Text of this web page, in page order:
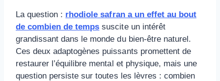
La question : rhodiole safran a un effet au bout
de combien de temps suscite un intérêt
grandissant dans le monde du bien-être naturel.
Ces deux adaptogènes puissants promettent de
restaurer l’équilibre mental et physique, mais une
question persiste sur toutes les lèvres : combien